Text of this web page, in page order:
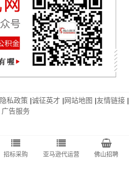
招标采购 亚马逊代运营 佛山招聘
隐私政策 |诚征英才 |网站地图 |友情链接 |
广告服务